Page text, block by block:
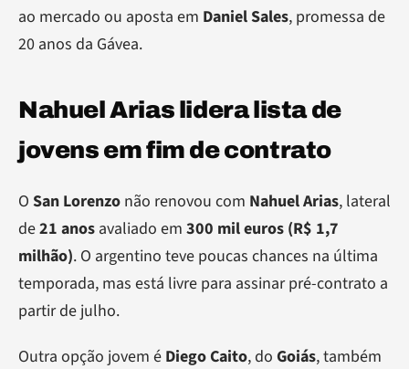
ao mercado ou aposta em Daniel Sales, promessa de
20 anos da Gávea.
Nahuel Arias lidera lista de
jovens em fim de contrato
O San Lorenzo não renovou com Nahuel Arias, lateral
de21 anos avaliado em 300 mil euros (R$ 1,7
milhão). O argentino teve poucas chances na última
temporada, mas está livre para assinar pré-contrato a
partir de julho.
Outra opção jovem é Diego Caito, do Goiás, também